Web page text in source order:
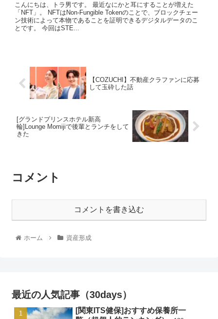
こんにちは、トラ男です。 最近なにかと耳にすることが増えた
「NFT」。 NFTはNon-Fungible Tokenのことで、ブロックチェー
ン技術によって本物であることを証明できるデジタルデータのこ
とです。 今回はSTE...
【COZUCHI】不動産クラファンに応募
して玉砕した話
[グランドプリンスホテル新高
輪]Lounge Momijiで後輩とランチをして
きた
コメント
コメントを書き込む
ホーム 資産形成
最近の人気記事（30days）
[関東ITS健保]おすすめ保養所一